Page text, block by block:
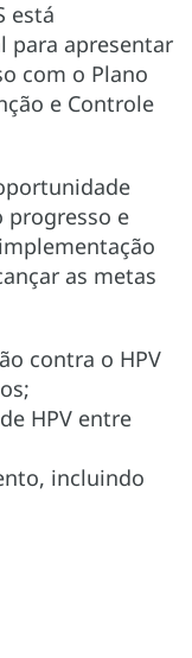
está
para apresentar
com o Plano
e Controle
progresso e
as metas
contra o HPV
HPV entre
incluindo